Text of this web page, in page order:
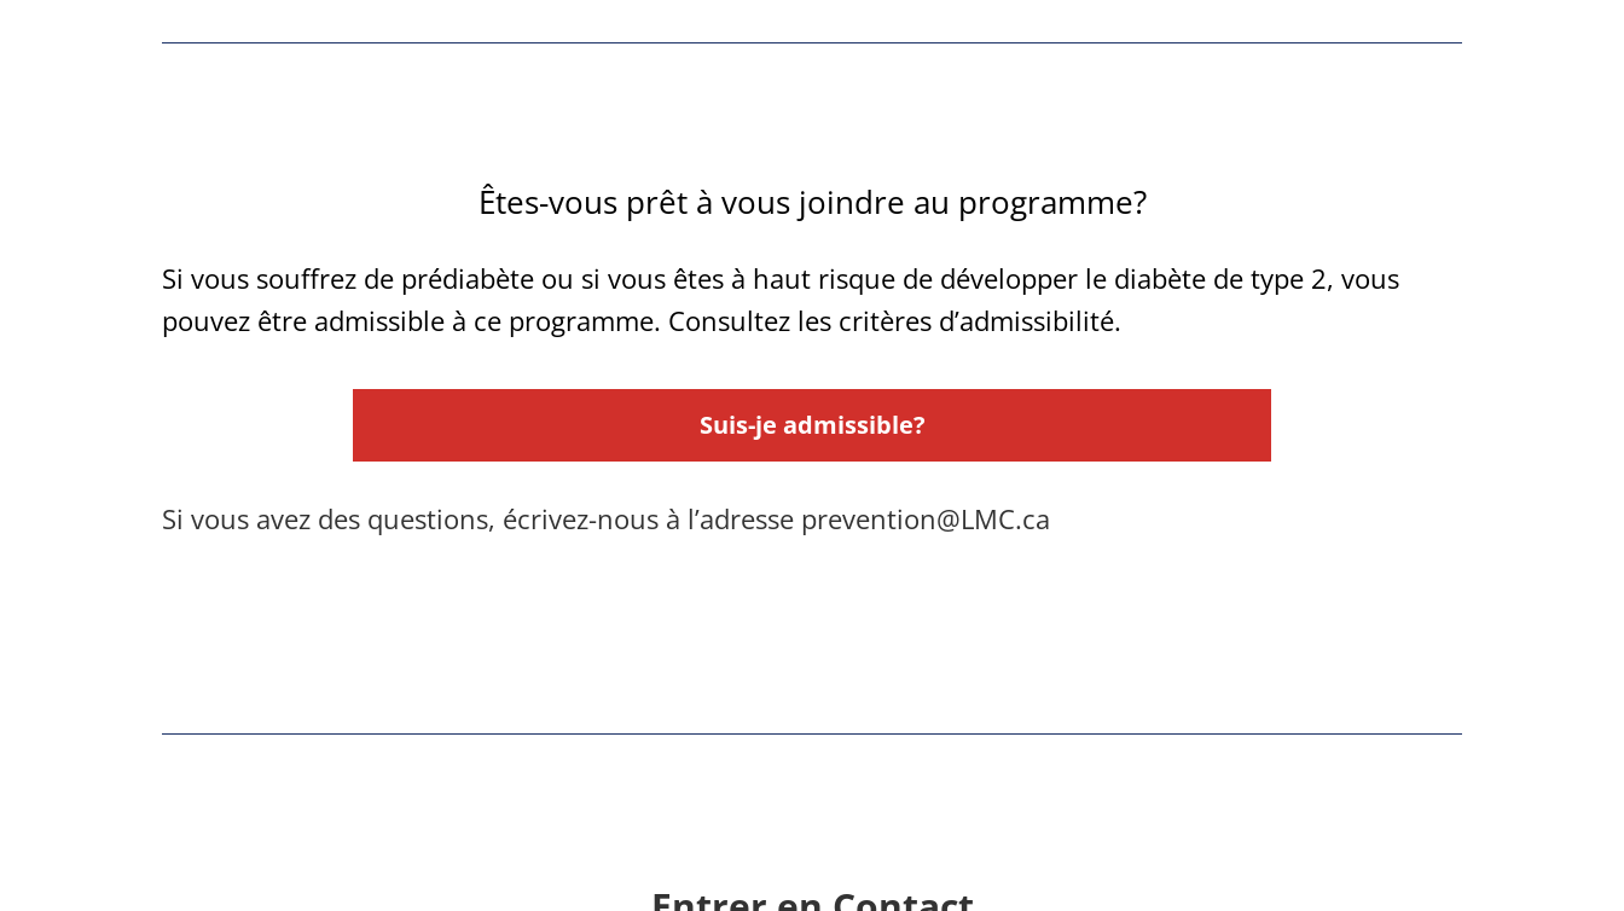
Êtes-vous prêt à vous joindre au programme?
Si vous souffrez de prédiabète ou si vous êtes à haut risque de développer le diabète de type 2, vous
pouvez être admissible à ce programme. Consultez les critères d’admissibilité.
Suis-je admissible?
Si vous avez des questions, écrivez-nous à l’adresse prevention@LMC.ca